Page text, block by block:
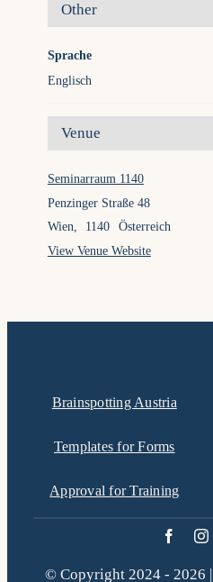
Venue
Seminarraum 1140
Penzinger Straße 48
Wien, 1140
Österreich
View Venue Website
Other
Sprache
Englisch
Brainspotting Austria
Templates for Forms
Approval for Training
© Copyright 2024 - 2026 |